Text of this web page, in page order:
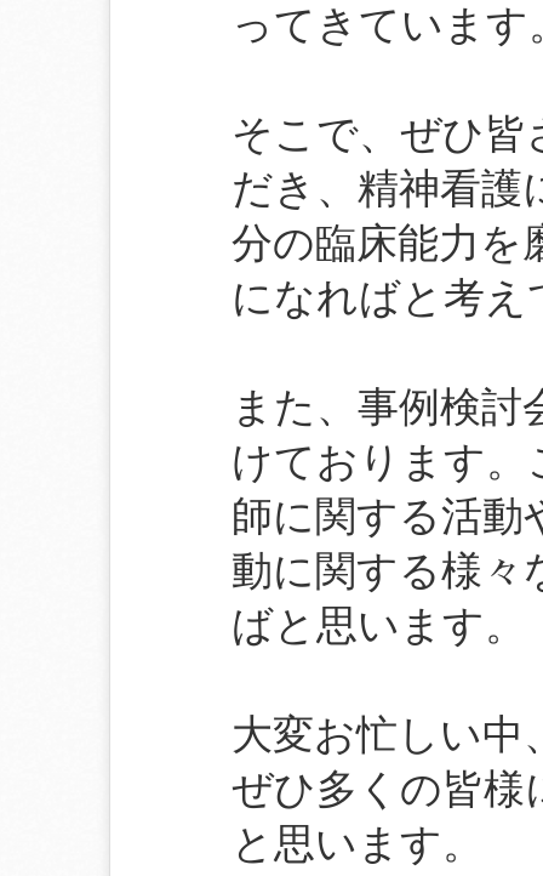
ってきています
そこで、ぜひ
だき、精神看護
分の臨床能力を
になればと考
また、事例検討
けております。
師に関する活動
動に関する様々
ばと思います。
大変お忙しい中
ぜひ多くの皆様
と思います。